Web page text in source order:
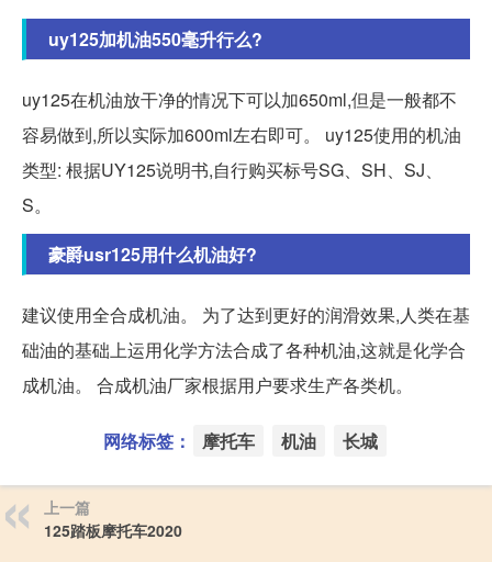
uy125加机油550毫升行么?
uy125在机油放干净的情况下可以加650ml,但是一般都不
容易做到,所以实际加600ml左右即可。 uy125使用的机油
类型: 根据UY125说明书,自行购买标号SG、SH、SJ、
S。
豪爵usr125用什么机油好?
建议使用全合成机油。 为了达到更好的润滑效果,人类在基
础油的基础上运用化学方法合成了各种机油,这就是化学合
成机油。 合成机油厂家根据用户要求生产各类机。
网络标签： 摩托车 机油 长城
上一篇
125踏板摩托车2020